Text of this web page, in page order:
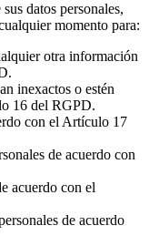
datos personales,
momento para:
otra información
inexactos o estén
16 del RGPD.
con el Artículo 17
de acuerdo con
acuerdo con el
de acuerdo